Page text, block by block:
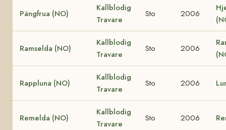
Pängfrua (NO)
Kallblodig
Travare
Sto 2006
Ramselda (NO)
Kallblodig
Travare
Sto 2006
Rappluna (NO)
Kallblodig
Travare
Sto 2006
Remelda (NO)
Kallblodig
Travare
Sto 2006